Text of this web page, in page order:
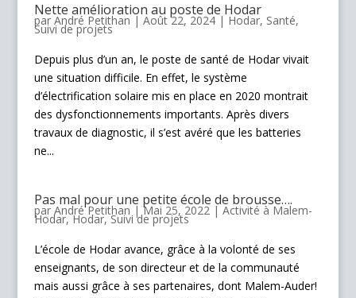
Nette amélioration au poste de Hodar
par André Petithan | Août 22, 2024| Hodar, Santé,
Suivi de projets
Depuis plus d’un an, le poste de santé de Hodar vivait
une situation difficile. En effet, le système
d’électrification solaire mis en place en 2020 montrait
des dysfonctionnements importants. Après divers
travaux de diagnostic, il s’est avéré que les batteries
ne...
Pas mal pour une petite école de brousse….
par André Petithan | Mai 25, 2022| Activité à Malem-
Hodar,Hodar,Suivi de projets
L’école de Hodar avance, grâce à la volonté de ses
enseignants, de son directeur et de la communauté
mais aussi grâce à ses partenaires, dont Malem-Auder!